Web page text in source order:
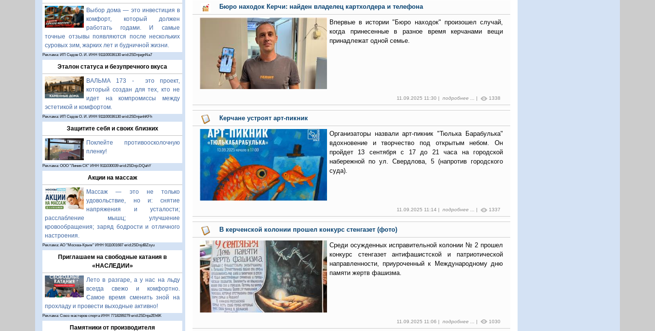
Выбор дома — это инвестиция в
комфорт, который должен
работать годами. И самые
точные отзывы появляются после нескольких
суровых зим, жарких лет и будничной жизни.
Реклама: ИП Седов О. И. ИНН 911100036130 erid:2SDnjegnNa7
Эталон статуса и безупречного вкуса
ВАЛЬМА 173 - это проект,
который создан для тех, кто не
идет на компромиссы между
эстетикой и комфортом.
Реклама: ИП Седов О. И. ИНН 911100036130 erid:2SDnjenhKFh
Защитите себя и своих близких
Поклейте противоосколочную
пленку!
Реклама: ООО "Линия СК" ИНН 9111030039 erid:2SDnjcDQahY
Акции на массаж
Массаж — это не только
удовольствие, но и: снятие
напряжения и усталости;
расслабление мышц; улучшение
кровообращения; заряд бодрости и отличного
настроения.
Реклама: АО "Москва-Крым" ИНН 9111001687 erid:2SDnjdBZsyu
Приглашаем на свободные катания в
«НАСЛЕДИИ»
Лето в разгаре, а у нас на льду
всегда свежо и комфортно.
Самое время сменить зной на
прохладу и провести выходные активно!
Реклама: Союз мастеров спорта ИНН 7718289279 erid:2SDnje2Eh6K
Памятники от производителя
Бюро находок Керчи: найден владелец картхолдера и телефона
Впервые в истории "Бюро находок" произошел случай,
когда принесенные в разное время керчанами вещи
принадлежат одной семье.
11.09.2025 11:30 | подробнее ... 1338
Керчане устроят арт-пикник
Организаторы назвали арт-пикник "Тюлька Барабулька"
вдохновение и творчество под открытым небом. Он
пройдет 13 сентября с 17 до 21 часа на городской
набережной по ул. Свердлова, 5 (напротив городского
суда).
11.09.2025 11:14 | подробнее ... 1337
В керченской колонии прошел конкурс стенгазет (фото)
Среди осужденных исправительной колонии № 2 прошел
конкурс стенгазет антифашистской и патриотической
направленности, приуроченный к Международному дню
памяти жертв фашизма.
11.09.2025 11:06 | подробнее ... | 1030